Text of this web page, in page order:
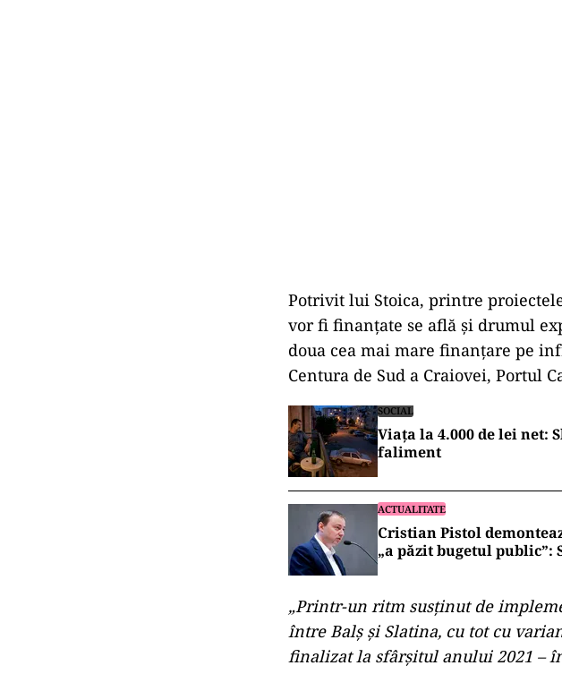
Potrivit lui Stoica, printre
vor fi finanţate se află şi drumul
doua cea mai mare finanţare pe
Centura de Sud a Craiovei, Portul
SOCIAL
Viața la 4.000 de lei
faliment
ACTUALITATE
Cristian Pistol
„a păzit bugetul public”:
„Printr-un ritm susţinut de
între Balş şi Slatina, cu tot cu
finalizat la sfârşitul anului 2021 –